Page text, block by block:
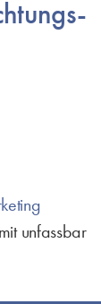
unfassbar